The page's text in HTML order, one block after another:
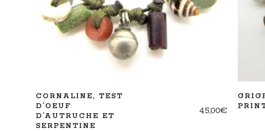
CORNALINE, TEST
D’OEUF
D’AUTRUCHE ET
SERPENTINE
45,00€